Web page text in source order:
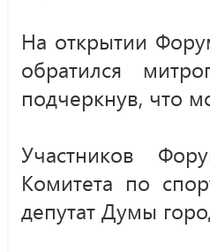
На открытии
обратился
подчеркнув, что
Участников
Комитета по
депутат Думы